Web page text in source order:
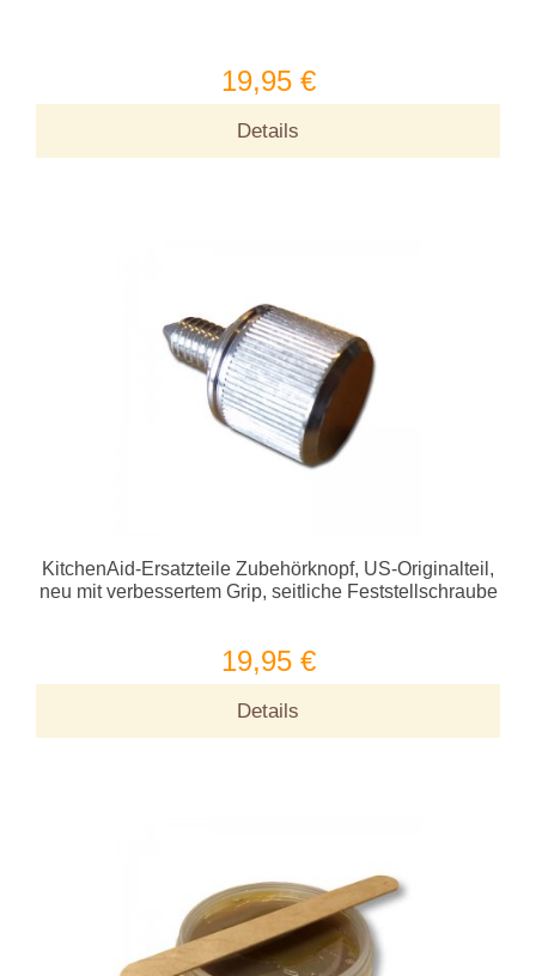
19,95 €
Details
KitchenAid-Ersatzteile Zubehörknopf, US-Originalteil,
neu mit verbessertem Grip, seitliche Feststellschraube
19,95 €
Details